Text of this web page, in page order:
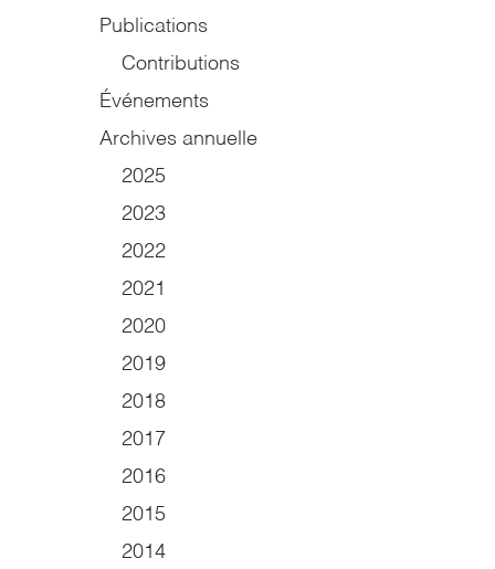
Publications
Contributions
Événements
Archives annuelle
2025
2023
2022
2021
2020
2019
2018
2017
2016
2015
2014